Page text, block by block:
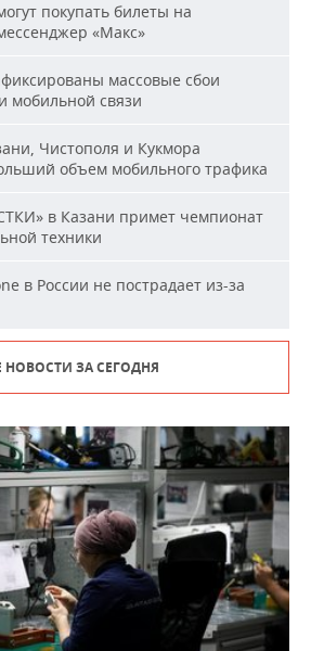
покупать билеты на
«Макс»
массовые сбои
мобильной связи
Чистополя и Кукмора
объем мобильного трафика
в Казани примет чемпионат
техники
в России не пострадает из-за
НОВОСТИ ЗА СЕГОДНЯ